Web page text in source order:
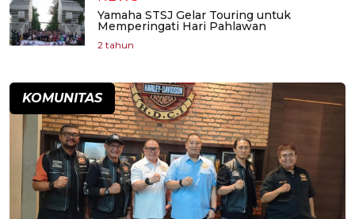
Yamaha STSJ Gelar Touring untuk
Memperingati Hari Pahlawan
2 tahun
KOMUNITAS